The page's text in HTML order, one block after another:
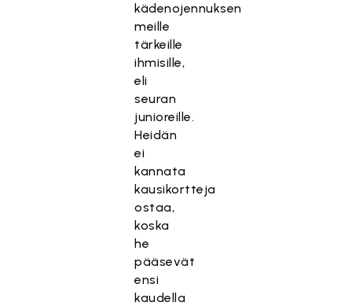
kädenojennuksen
meille
tärkeille
ihmisille,
eli
seuran
junioreille.
Heidän
ei
kannata
kausikortteja
ostaa,
koska
he
pääsevät
ensi
kaudella